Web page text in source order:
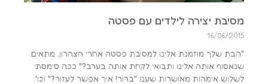
מסיבת יצירה לילדים עם פסטה
16/06/2015
"הבת שלך מוזמנת אלינו למסיבת פסטה אחרי הצהרון. מתאים
שנאסוף אותה אלינו ותבואי לקחת אותה בערב?" ככה סימסתי
לשלוש אימהות מאושרות שענו "ברור! איך אפשר לעזור?" וכו'.